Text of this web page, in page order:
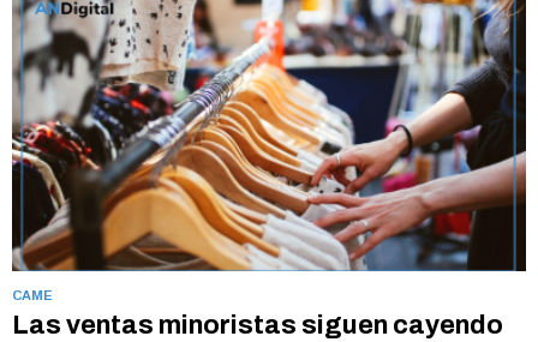
CAME
Las ventas minoristas siguen cayendo